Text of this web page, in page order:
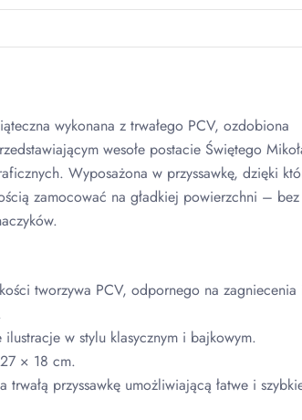
wykonana z trwałego PCV, ozdobiona
wesołe postacie Świętego
Wyposażona w przyssawkę, dzięki
zamocować na gładkiej powierzchni – bez
tworzywa PCV, odpornego na zagniecenia
w stylu klasycznym i bajkowym.
× 18 cm.
trwałą przyssawkę umożliwiającą łatwe i